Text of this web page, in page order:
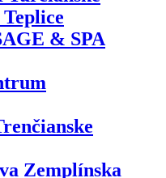
& SPA
Zemplínska